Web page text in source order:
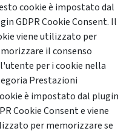
cookie è impostato dal
GDPR Cookie Consent. Il
viene utilizzato per
il consenso
per i cookie nella
Prestazioni
è impostato dal plugin
Cookie Consent e viene
per memorizzare se